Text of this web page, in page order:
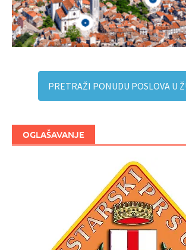
PRETRAŽI PONUDU POSLOVA U
OGLAŠAVANJE